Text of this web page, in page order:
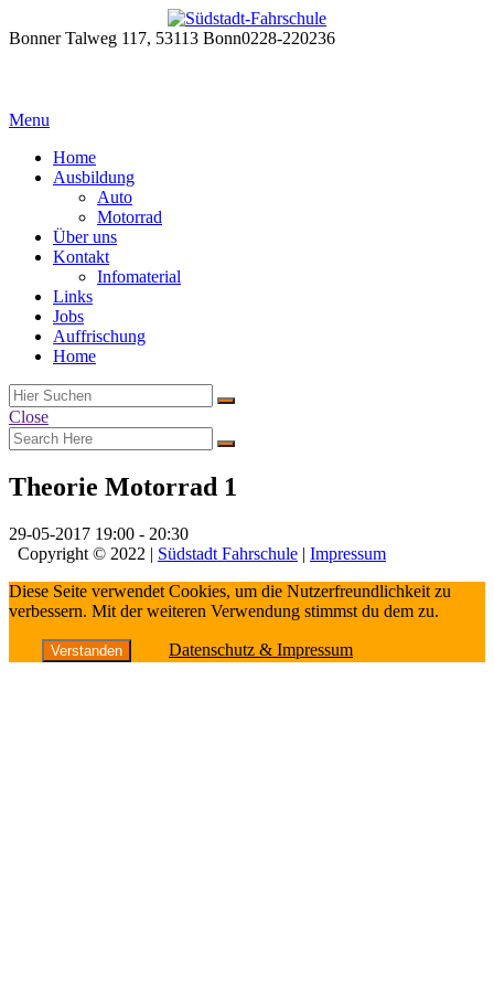
Bonner Talweg 117, 53113 Bonn0228-220236
Menu
Home
Ausbildung
Auto
Motorrad
Über uns
Kontakt
Infomaterial
Links
Jobs
Auffrischung
Home
Close
Theorie Motorrad 1
29-05-2017 19:00 - 20:30
Copyright © 2022 | Südstadt Fahrschule | Impressum
Diese Seite verwendet Cookies, um die Nutzerfreundlichkeit zu
verbessern. Mit der weiteren Verwendung stimmst du dem zu.
Verstanden Datenschutz & Impressum